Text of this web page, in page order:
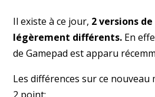
Il existe à ce jour, 2 versions
légèrement différents.En
de Gamepad est apparu
Les différences sur ce nouveau